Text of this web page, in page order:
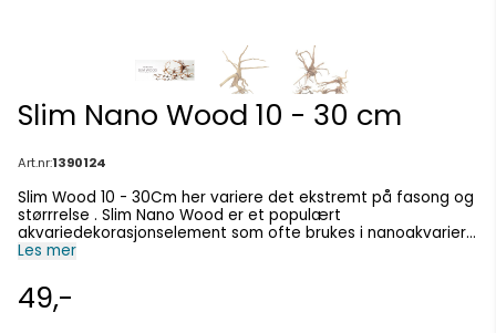
Slim Nano Wood 10 - 30 cm
Art.nr:1390124
Slim Wood 10 - 30Cm her variere det ekstremt på fasong og
størrrelse . Slim Nano Wood er et populært
akvariedekorasjonselement som ofte brukes i nanoakvarier
eller små akvarier. Her er noen karakteristikker og
Beskrivelse Materiale : Slim Nano Wood er laget av naturlig
treverk som er spesialbehandlet for å være trygt for
Les mer
49,-